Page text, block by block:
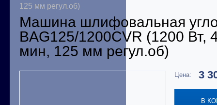
125 мм регул.об)
Машина шлифовальная
BAG125/1200CVR (1200 Вт,
мин, 125 мм регул.об)
Цена: 3
В